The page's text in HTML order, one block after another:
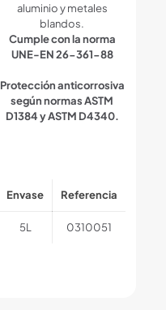
aluminio y metales
blandos.
Cumple con la norma
UNE-EN 26-361-88
Protección anticorrosiva
según normas ASTM
D1384 y ASTM D4340.
Envase Referencia
5L 0310051